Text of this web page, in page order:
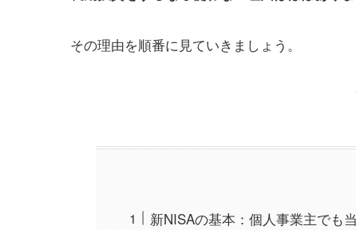
その理由を順番に見ていきましょう。
新NISAの基本：個人事業主でも